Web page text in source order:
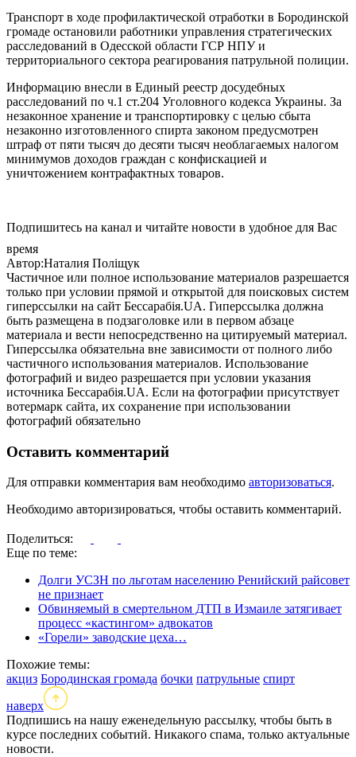
Транспорт в ходе профилактической отработки в Бородинской
громаде остановили работники управления стратегических
расследований в Одесской области ГСР НПУ и
территориального сектора реагирования патрульной полиции.
Информацию внесли в Единый реестр досудебных
расследований по ч.1 ст.204 Уголовного кодекса Украины. За
незаконное хранение и транспортировку с целью сбыта
незаконно изготовленного спирта законом предусмотрен
штраф от пяти тысяч до десяти тысяч необлагаемых налогом
минимумов доходов граждан с конфискацией и
уничтожением контрафактных товаров.
Подпишитесь на канал и читайте новости в удобное для Вас
время
Автор:Наталия Поліщук
Частичное или полное использование материалов разрешается
только при условии прямой и открытой для поисковых систем
гиперссылки на сайт Бессарабія.UA. Гиперссылка должна
быть размещена в подзаголовке или в первом абзаце
материала и вести непосредственно на цитируемый материал.
Гиперссылка обязательна вне зависимости от полного либо
частичного использования материалов. Использование
фотографий и видео разрешается при условии указания
источника Бессарабія.UA. Если на фотографии присутствует
вотермарк сайта, их сохранение при использовании
фотографий обязательно
Оставить комментарий
Для отправки комментария вам необходимо авторизоваться.
Необходимо авторизироваться, чтобы оставить комментарий.
Поделиться:
Еще по теме:
Долги УСЗН по льготам населению Ренийский райсовет
не признает
Обвиняемый в смертельном ДТП в Измаиле затягивает
процесс «кастингом» адвокатов
«Горели» заводские цеха…
Похожие темы:
акциз Бородинская громада бочки патрульные спирт
наверх
Подпишись на нашу еженедельную рассылку, чтобы быть в
курсе последних событий. Никакого спама, только актуальные
новости.